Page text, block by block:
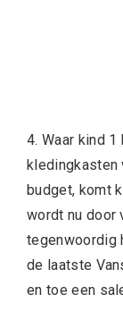
4. Waar kind
budget, komt
wordt nu door
tegenwoordig
de laatste
en toe een